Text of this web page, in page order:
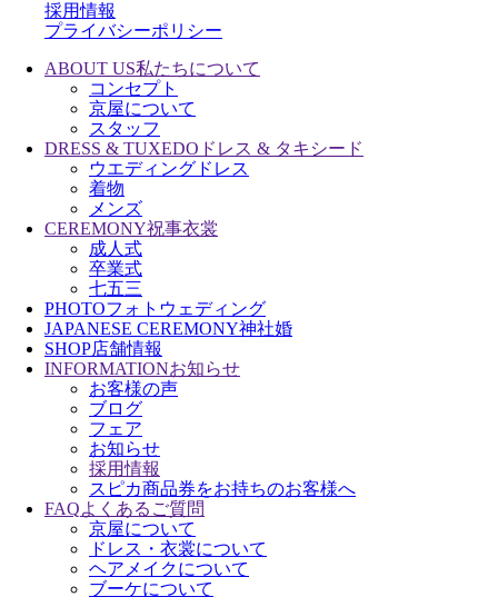
採用情報
プライバシーポリシー
ABOUT US私たちについて
コンセプト
京屋について
スタッフ
DRESS & TUXEDO ドレス & タキシード
ウエディングドレス
着物
メンズ
CEREMONY祝事衣裳
成人式
卒業式
七五三
PHOTOフォトウェディング
JAPANESE CEREMONY神社婚
SHOP店舗情報
INFORMATIONお知らせ
お客様の声
ブログ
フェア
お知らせ
採用情報
スピカ商品券をお持ちのお客様へ
FAQよくあるご質問
京屋について
ドレス・衣裳について
ヘアメイクについて
ブーケについて